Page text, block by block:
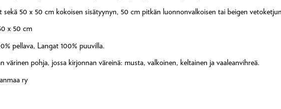
sekä 50 x 50 cm kokoisen sisätyynyn, 50 cm pitkän luonnonvalkoisen tai beigen
x 50 cm
pellava, Langat 100% puuvilla.
värinen pohja, jossa kirjonnan väreinä: musta, valkoinen, keltainen ja vaaleanvihreä.
ry